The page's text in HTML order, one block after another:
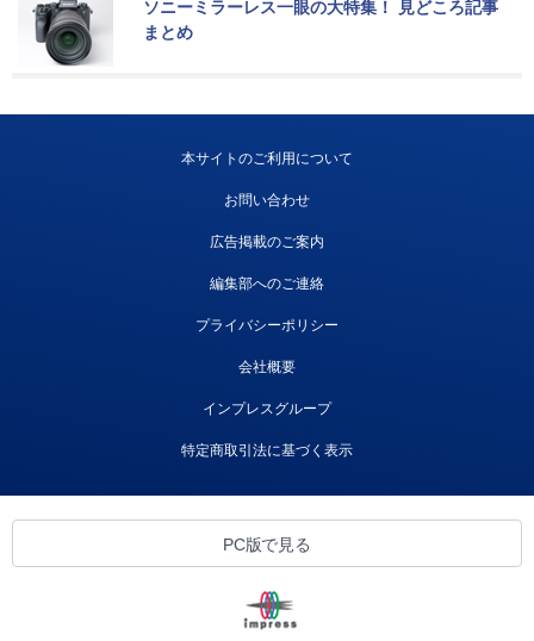
ソニーミラーレス一眼の大特集！ 見どころ記事
まとめ
本サイトのご利用について
お問い合わせ
広告掲載のご案内
編集部へのご連絡
プライバシーポリシー
会社概要
インプレスグループ
特定商取引法に基づく表示
PC版で見る